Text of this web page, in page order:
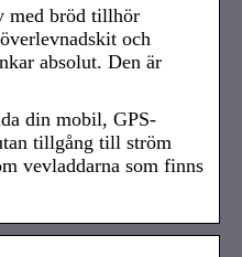
med bröd tillhör
och
absolut. Den är
din mobil, GPS-
tillgång till ström
vevladdarna som finns